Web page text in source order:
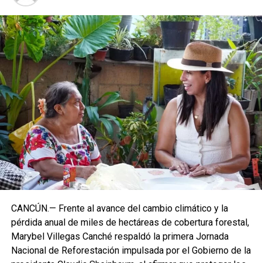
CANCÚN.— Frente al avance del cambio climático y la
pérdida anual de miles de hectáreas de cobertura forestal,
Marybel Villegas Canché respaldó la primera Jornada
Nacional de Reforestación impulsada por el Gobierno de la